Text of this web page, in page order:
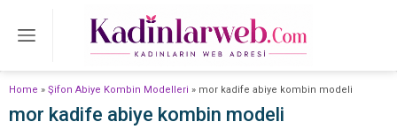
Home » Şifon Abiye Kombin Modelleri » mor kadife abiye kombin modeli
mor kadife abiye kombin modeli